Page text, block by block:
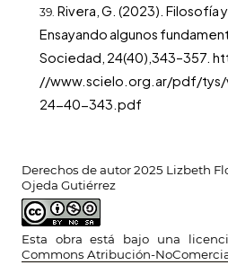
Derechos de autor 2025 Lizbeth
Ojeda Gutiérrez
Esta obra está bajo una
Commons Atribución-
Rivera, G. (2023). Filosofía
Ensayando algunos
Sociedad, 24(40),343–357.
//www.scielo.org.ar/pdf/tys/
24-40-343.pdf